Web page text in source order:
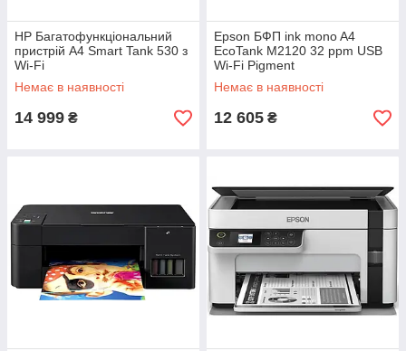
HP Багатофункціональний
пристрій A4 Smart Tank 530 з
Wi-Fi
Немає в наявності
14 999 ₴
Epson БФП ink mono A4
EcoTank M2120 32 ppm USB
Wi-Fi Pigment
Немає в наявності
12 605 ₴